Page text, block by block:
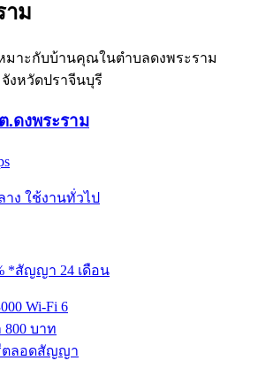
าม
หมาะกับบ้านคุณในตำบลดงพระราม
งหวัดปราจีนบุรี
.ดงพระราม
าง ใช้งานทั่วไป
*สัญญา 24 เดือน
Wi-Fi 6
800 บาท
ลอดสัญญา